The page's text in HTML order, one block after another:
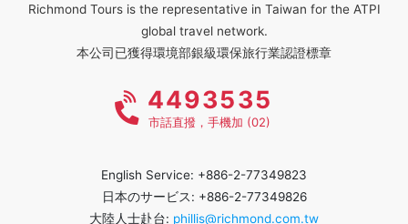
Richmond Tours is the representative in Taiwan for the ATPI
global travel network.
本公司已獲得環境部銀級環保旅行業認證標章
4493535
市話直撥，手機加 (02)
English Service: +886-2-77349823
日本のサービス: +886-2-77349826
大陸人士赴台: phillis@richmond.com.tw